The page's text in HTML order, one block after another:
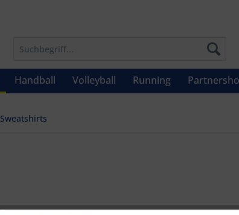
Handball Volleyball Running
Sweatshirts